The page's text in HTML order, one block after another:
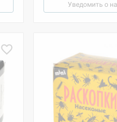
Уведомить о